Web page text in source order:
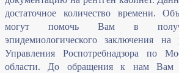
достаточное количество времени.
могут помочь Вам в
эпидемиологического заключения
Управления Роспотребнадзора по
области. До обращения к нам Вам